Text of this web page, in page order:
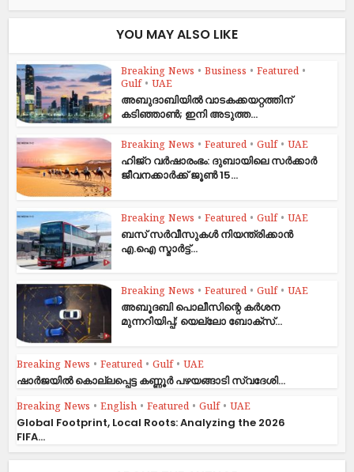
YOU MAY ALSO LIKE
Breaking News • Business • Featured •
Gulf • UAE
അബുദാബിയിൽ വാടകക്കയറ്റത്തിന്
കടിഞ്ഞാൺ; ഇനി അടുത്ത...
Breaking News • Featured • Gulf • UAE
ഹിജ്‌റ വർഷാരംഭം: ദുബായിലെ സർക്കാർ
ജീവനക്കാർക്ക് ജൂൺ 15...
Breaking News • Featured • Gulf • UAE
ബസ് സർവീസുകൾ നിയന്ത്രിക്കാൻ
എ.ഐ സ്മാർട്ട്...
Breaking News • Featured • Gulf • UAE
അബൂദബി പൊലീസിന്റെ കർശന
മുന്നറിയിപ്പ്; യെല്ലോ ബോക്സ്...
Breaking News • Featured • Gulf • UAE
ഷാര്‍ജയില്‍ കൊല്ലപ്പെട്ട കണ്ണൂര്‍ പഴയങ്ങാടി സ്വദേശി...
Breaking News • English • Featured • Gulf • UAE
Global Footprint, Local Roots: Analyzing the 2026
FIFA...